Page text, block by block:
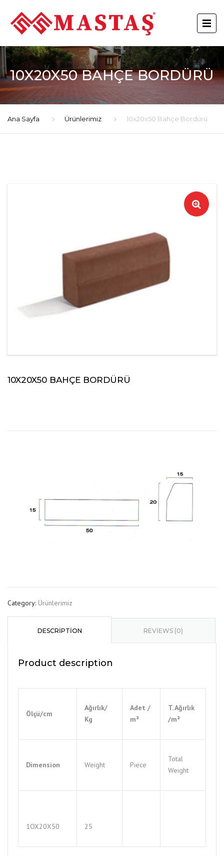
10X20X50 BAHÇE BORDÜRÜ
Ana Sayfa Ürünlerimiz 10x20x50 Bahçe Bordürü
10X20X50 BAHÇE BORDÜRÜ
Category: Ürünlerimiz
DESCRIPTION REVIEWS (0)
Product description
Ölçü/cm
Ağırlık/
Kg
Adet /
m²
T. Ağırlık
/m²
Dimension Weight Piece
Total
Weight
1OX20X50 25